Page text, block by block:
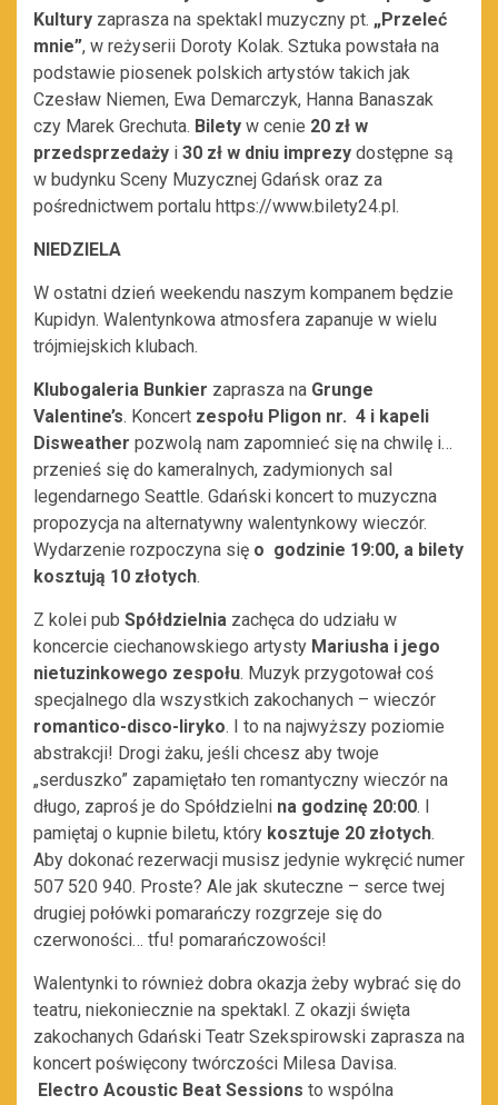
Kultury zaprasza na spektakl muzyczny pt. „Przeleć
mnie”, w reżyserii Doroty Kolak. Sztuka powstała na
podstawie piosenek polskich artystów takich jak
Czesław Niemen, Ewa Demarczyk, Hanna Banaszak
czy Marek Grechuta. Bilety w cenie 20 zł w
przedsprzedaży i 30 zł w dniu imprezy dostępne są
w budynku Sceny Muzycznej Gdańsk oraz za
pośrednictwem portalu https://www.bilety24.pl.
NIEDZIELA
W ostatni dzień weekendu naszym kompanem będzie
Kupidyn. Walentynkowa atmosfera zapanuje w wielu
trójmiejskich klubach.
Klubogaleria Bunkier zaprasza na Grunge
Valentine’s. Koncert zespołu Pligon nr. 4 i kapeli
Disweather pozwolą nam zapomnieć się na chwilę i…
przenieś się do kameralnych, zadymionych sal
legendarnego Seattle. Gdański koncert to muzyczna
propozycja na alternatywny walentynkowy wieczór.
Wydarzenie rozpoczyna się o godzinie 19:00, a bilety
kosztują 10 złotych.
Z kolei pub Spółdzielnia zachęca do udziału w
koncercie ciechanowskiego artysty Mariusha i jego
nietuzinkowego zespołu. Muzyk przygotował coś
specjalnego dla wszystkich zakochanych – wieczór
romantico-disco-liryko. I to na najwyższy poziomie
abstrakcji! Drogi żaku, jeśli chcesz aby twoje
„serduszko” zapamiętało ten romantyczny wieczór na
długo, zaproś je do Spółdzielni na godzinę 20:00. I
pamiętaj o kupnie biletu, który kosztuje 20 złotych.
Aby dokonać rezerwacji musisz jedynie wykręcić numer
507 520 940. Proste? Ale jak skuteczne – serce twej
drugiej połówki pomarańczy rozgrzeje się do
czerwoności… tfu! pomarańczowości!
Walentynki to również dobra okazja żeby wybrać się do
teatru, niekoniecznie na spektakl. Z okazji święta
zakochanych Gdański Teatr Szekspirowski zaprasza na
koncert poświęcony twórczości Milesa Davisa.
Electro Acoustic Beat Sessions to wspólna